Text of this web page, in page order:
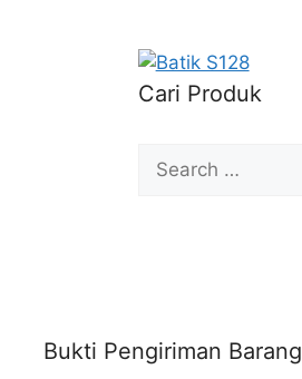
Cari Produk
Search
for:
Bukti Pengiriman Barang